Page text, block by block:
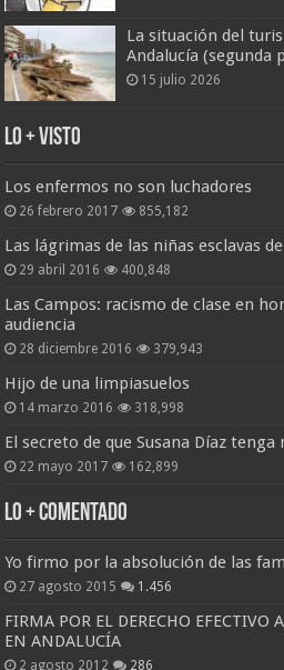
La situación del
Andalucía (segunda
15 julio 2026
Lo + Visto
Los enfermos no son luchadores
26 febrero 2017 855,182
Las lágrimas de las niñas esclavas
29 abril 2016 400,848
Las Campos: racismo de clase en
audiencia
28 diciembre 2016 379,943
Hijo de una limpiasuelos
14 marzo 2016 318,998
El secreto de que Susana Díaz tenga
22 mayo 2017 162,899
Lo + Comentado
Yo firmo por la absolución de las
27 agosto 2015 1.456
FIRMA POR EL DERECHO
EN ANDALUCÍA
2 agosto 2012 286